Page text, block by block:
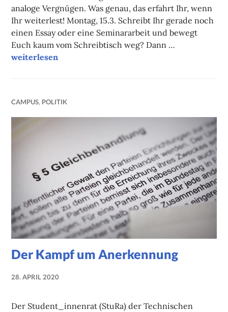
analoge Vergnügen. Was genau, das erfahrt Ihr, wenn
Ihr weiterlest! Montag, 15.3. Schreibt Ihr gerade noch
einen Essay oder eine Seminararbeit und bewegt
Euch kaum vom Schreibtisch weg? Dann …
Unsere Onlinetipps der Woche
weiterlesen
CAMPUS, POLITIK
Der Kampf um Anerkennung
28. APRIL 2020
Der Student_innenrat (StuRa) der Technischen